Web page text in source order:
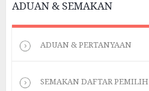
ADUAN & SEMAKAN
ADUAN & PERTANYAAN
SEMAKAN DAFTAR PEMILIH